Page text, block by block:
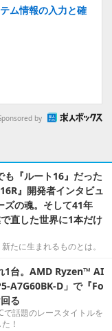
ム情報の入力と確
by
も『ルート16』だった
』開発者インタビュ
ズの魂。そして41年
直した世界に1本だけ
たに生まれるものとは。
1台。AMD Ryzen™ AI
A7G60BK-D」で『Fo
る
で話題のレースタイトルを
！